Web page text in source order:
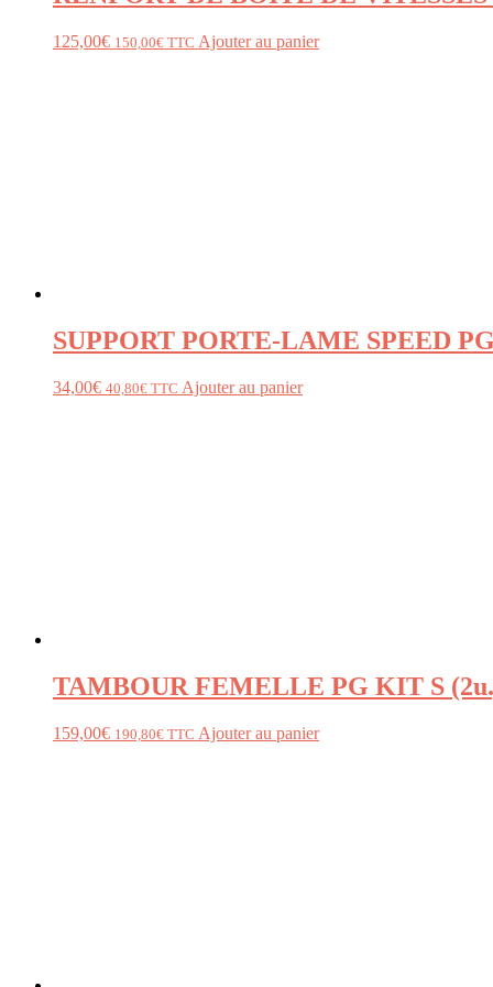
125,00€ 150,00€ TTC Ajouter au panier
SUPPORT PORTE-LAME SPEED
34,00€ 40,80€ TTC Ajouter au panier
TAMBOUR FEMELLE PG KIT S
159,00€ 190,80€ TTC Ajouter au panier